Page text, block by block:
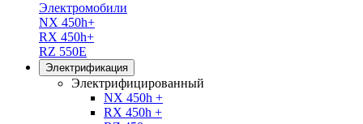
Электромобили
NX 450h+
RX 450h+
RZ 550E
Электрификация
Электрифицированный
NX 450h +
RX 450h +